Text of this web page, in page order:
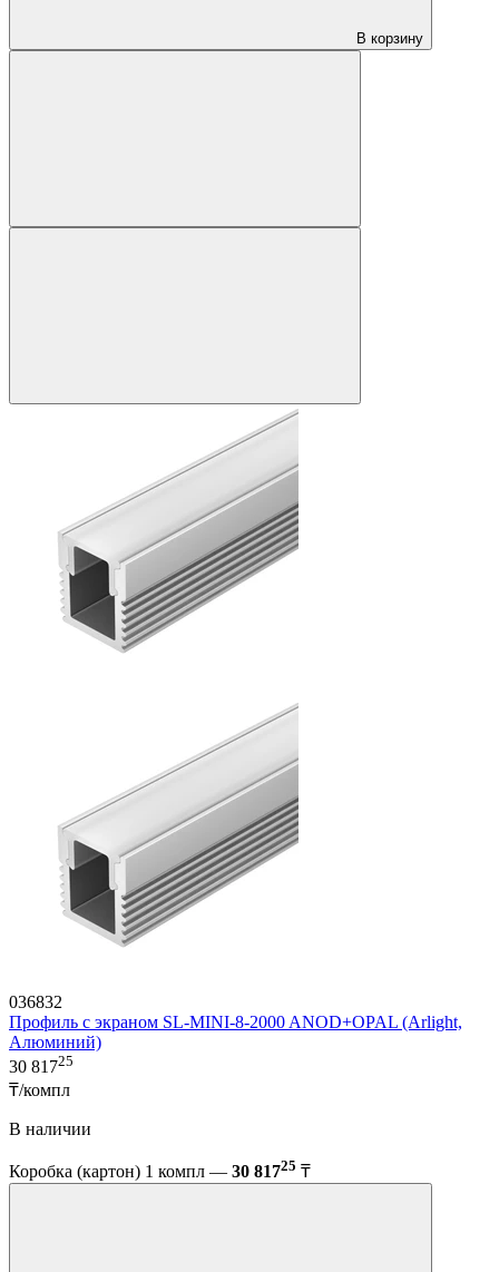
В корзину
036832
Профиль с экраном SL-MINI-8-2000 ANOD+OPAL (Arlight,
Алюминий)
30 81725
₸/компл
В наличии
Коробка (картон) 1 компл — 30 81725 ₸